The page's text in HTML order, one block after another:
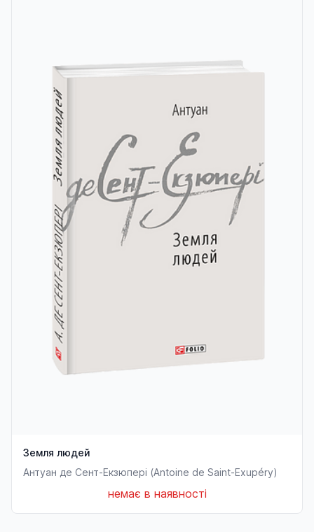
Земля людей
Антуан де Сент-Екзюпері (Antoine de Saint-Exupéry)
немає в наявності